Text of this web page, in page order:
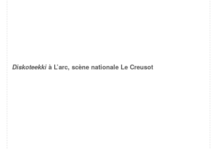
Diskoteekki à L’arc, scène nationale Le Creusot